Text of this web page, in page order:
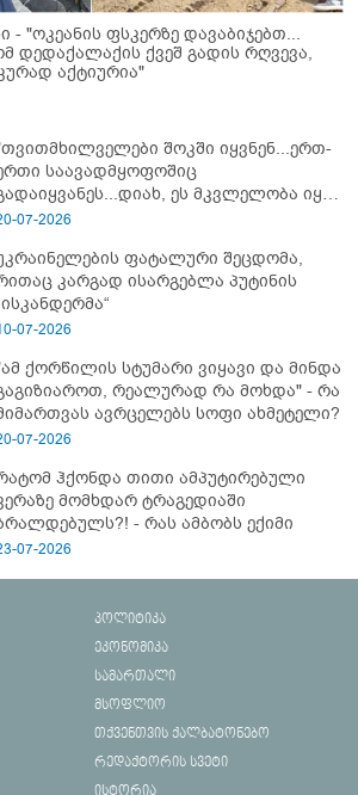
- "ოკეანის ფსკერზე დავაბიჯებთ...
დედაქალაქის ქვეშ გადის რღვევა,
აქტიურია"
შოკში იყვნენ...ერთ-
საავადმყოფოშიც
ეს მკვლელობა იყო"
გორში დატრიალებული ტრაგედიის
07-2026
ფატალური შეცდომა,
კარგად ისარგებლა პუტინის
07-2026
ქორწილის სტუმარი ვიყავი და მინდა
რეალურად რა მოხდა" - რა
ავრცელებს სოფი ახმეტელი?
07-2026
ჰქონდა თითი ამპუტირებული
მომხდარ ტრაგედიაში
- რას ამბობს ექიმი
07-2026
პოლიტიკა
ეკონომიკა
სამართალი
მსოფლიო
თქვენთვის ქალბატონებო
რედაქტორის სვეტი
ისტორია